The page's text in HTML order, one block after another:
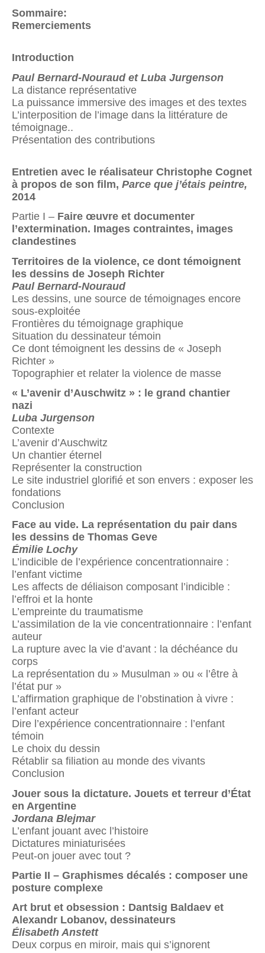
Sommaire:
Remerciements
Introduction
Paul Bernard-Nouraud et Luba Jurgenson
La distance représentative
La puissance immersive des images et des textes
L’interposition de l’image dans la littérature de
témoignage..
Présentation des contributions
Entretien avec le réalisateur Christophe Cognet
à propos de son film, Parce que j’étais peintre,
2014
Partie I – Faire œuvre et documenter
l’extermination. Images contraintes, images
clandestines
Territoires de la violence, ce dont témoignent
les dessins de Joseph Richter
Paul Bernard-Nouraud
Les dessins, une source de témoignages encore
sous-exploitée
Frontières du témoignage graphique
Situation du dessinateur témoin
Ce dont témoignent les dessins de « Joseph
Richter »
Topographier et relater la violence de masse
« L’avenir d’Auschwitz » : le grand chantier
nazi
Luba Jurgenson
Contexte
L’avenir d’Auschwitz
Un chantier éternel
Représenter la construction
Le site industriel glorifié et son envers : exposer les
fondations
Conclusion
Face au vide. La représentation du pair dans
les dessins de Thomas Geve
Émilie Lochy
L’indicible de l’expérience concentrationnaire :
l’enfant victime
Les affects de déliaison composant l’indicible :
l’effroi et la honte
L’empreinte du traumatisme
L’assimilation de la vie concentrationnaire : l’enfant
auteur
La rupture avec la vie d’avant : la déchéance du
corps
La représentation du » Musulman » ou « l’être à
l’état pur »
L’affirmation graphique de l’obstination à vivre :
l’enfant acteur
Dire l’expérience concentrationnaire : l’enfant
témoin
Le choix du dessin
Rétablir sa filiation au monde des vivants
Conclusion
Jouer sous la dictature. Jouets et terreur d’État
en Argentine
Jordana Blejmar
L’enfant jouant avec l’histoire
Dictatures miniaturisées
Peut-on jouer avec tout ?
Partie II – Graphismes décalés : composer une
posture complexe
Art brut et obsession : Dantsig Baldaev et
Alexandr Lobanov, dessinateurs
Élisabeth Anstett
Deux corpus en miroir, mais qui s’ignorent